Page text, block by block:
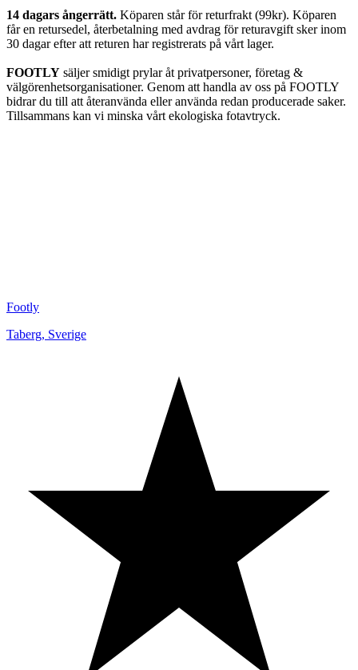
14 dagars ångerrätt. Köparen står för returfrakt (99kr). Köparen
får en retursedel, återbetalning med avdrag för returavgift sker inom
30 dagar efter att returen har registrerats på vårt lager.
FOOTLY säljer smidigt prylar åt privatpersoner, företag &
välgörenhetsorganisationer. Genom att handla av oss på FOOTLY
bidrar du till att återanvända eller använda redan producerade saker.
Tillsammans kan vi minska vårt ekologiska fotavtryck.
Footly
Taberg, Sverige